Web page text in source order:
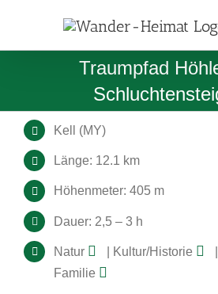
Traumpfad
Kell (MY)
Länge: 12.1 km
Höhenmeter: 405 m
Dauer: 2,5 – 3 h
Natur | Kultur/Historie
Familie